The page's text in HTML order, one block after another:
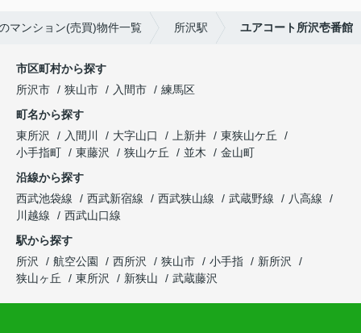
マンション(売買)物件一覧 所沢駅 ユアコート所沢壱番館
市区町村から探す
所沢市
狭山市 入間市
練馬区
町名から探す
東所沢
入間川 大字山口 上新井
東狭山ケ丘
小手指町
東藤沢 狭山ケ丘 並木
金山町
沿線から探す
西武池袋線
西武新宿線 西武狭山線 武蔵野線
八高線
川越線
西武山口線
駅から探す
所沢
航空公園 西所沢 狭山市 小手指
新所沢
狭山ヶ丘
東所沢 新狭山 武蔵藤沢